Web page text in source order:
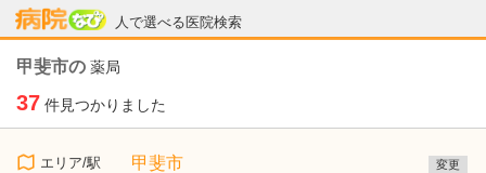
人で選べる医院検索
病院なび
甲斐市の 薬局
37 件見つかりました
エリア/駅 甲斐市 変更